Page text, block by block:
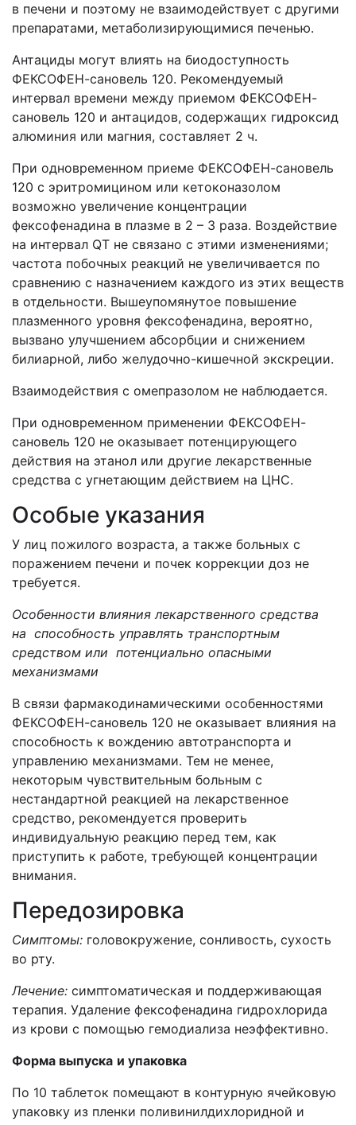
в печени и поэтому не взаимодействует с другими
препаратами, метаболизирующимися печенью.
Антациды могут влиять на биодоступность
ФЕКСОФЕН-сановель 120. Рекомендуемый
интервал времени между приемом ФЕКСОФЕН-
сановель 120 и антацидов, содержащих гидроксид
алюминия или магния, составляет 2 ч.
При одновременном приеме ФЕКСОФЕН-сановель
120 с эритромицином или кетоконазолом
возможно увеличение концентрации
фексофенадина в плазме в 2 – 3 раза. Воздействие
на интервал QT не связано с этими изменениями;
частота побочных реакций не увеличивается по
сравнению с назначением каждого из этих веществ
в отдельности. Вышеупомянутое повышение
плазменного уровня фексофенадина, вероятно,
вызвано улучшением абсорбции и снижением
билиарной, либо желудочно-кишечной экскреции.
Взаимодействия с омепразолом не наблюдается.
При одновременном применении ФЕКСОФЕН-
сановель 120 не оказывает потенцирующего
действия на этанол или другие лекарственные
средства с угнетающим действием на ЦНС.
Особые указания
У лиц пожилого возраста, а также больных с
поражением печени и почек коррекции доз не
требуется.
Особенности влияния лекарственного средства
на способность управлять транспортным
средством или потенциально опасными
механизмами
В связи фармакодинамическими особенностями
ФЕКСОФЕН-сановель 120 не оказывает влияния на
способность к вождению автотранспорта и
управлению механизмами. Тем не менее,
некоторым чувствительным больным с
нестандартной реакцией на лекарственное
средство, рекомендуется проверить
индивидуальную реакцию перед тем, как
приступить к работе, требующей концентрации
внимания.
Передозировка
Симптомы: головокружение, сонливость, сухость
во рту.
Лечение: симптоматическая и поддерживающая
терапия. Удаление фексофенадина гидрохлорида
из крови с помощью гемодиализа неэффективно.
Форма выпуска и упаковка
По 10 таблеток помещают в контурную ячейковую
упаковку из пленки поливинилдихлоридной и